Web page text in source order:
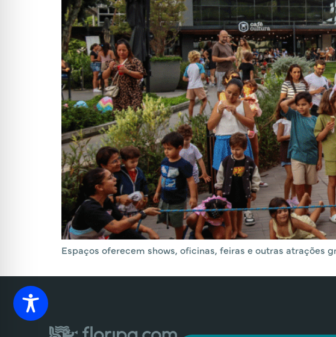
Espaços oferecem shows, oficinas, feiras e outras atrações